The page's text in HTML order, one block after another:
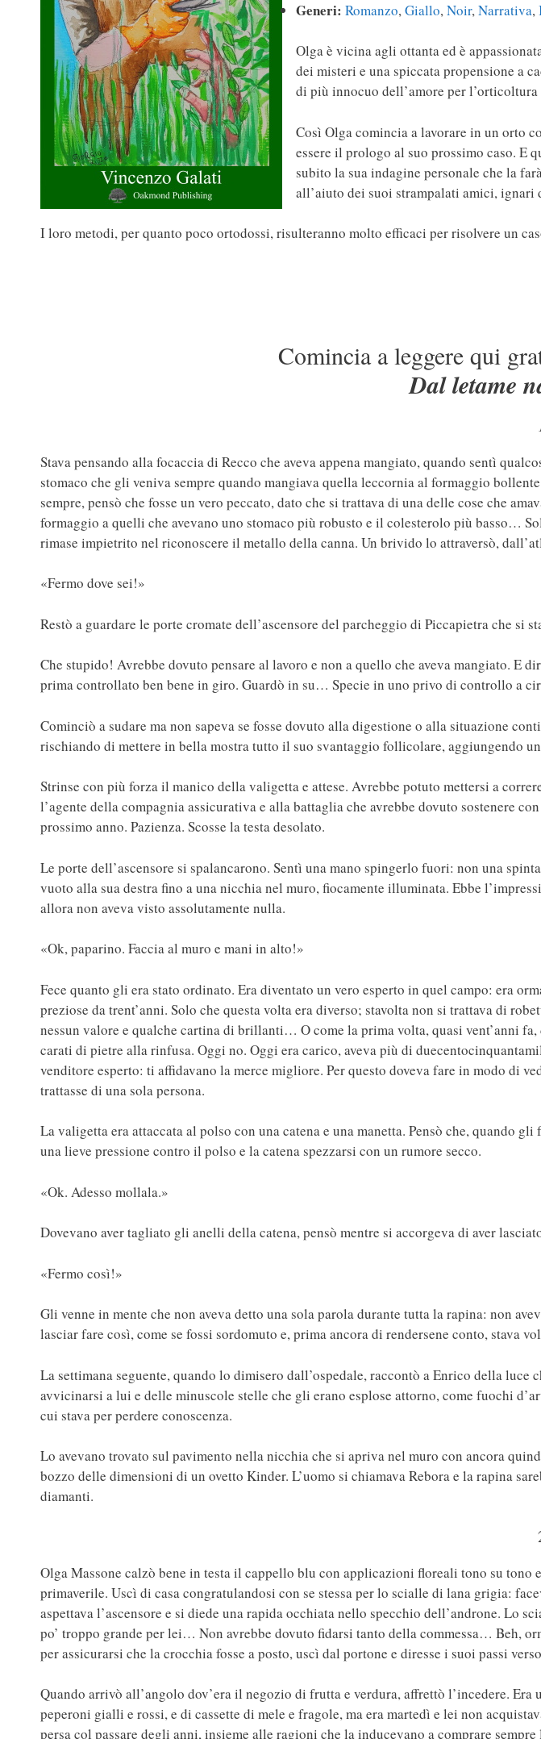
Generi: Romanzo, Giallo, Noir, Narrativa,
Olga è vicina agli ottanta ed è
dei misteri e una spiccata propensione a
di più innocuo dell’amore per
Così Olga comincia a lavorare in un orto
essere il prologo al suo prossimo caso. E
subito la sua indagine personale che la
all’aiuto dei suoi strampalati amici, ignari
I loro metodi, per quanto poco ortodossi, risulteranno molto efficaci per risolvere un
Comincia a leggere qui
Dal letame
Stava pensando alla focaccia di Recco che aveva appena mangiato, quando sentì
stomaco che gli veniva sempre quando mangiava quella leccornia al formaggio
sempre, pensò che fosse un vero peccato, dato che si trattava di una delle cose che
formaggio a quelli che avevano uno stomaco più robusto e il colesterolo più basso…
rimase impietrito nel riconoscere il metallo della canna. Un brivido lo attraversò,
«Fermo dove sei!»
Restò a guardare le porte cromate dell’ascensore del parcheggio di Piccapietra che si
Che stupido! Avrebbe dovuto pensare al lavoro e non a quello che aveva mangiato. E
prima controllato ben bene in giro. Guardò in su… Specie in uno privo di controllo a
Cominciò a sudare ma non sapeva se fosse dovuto alla digestione o alla situazione
rischiando di mettere in bella mostra tutto il suo svantaggio follicolare, aggiungendo
Strinse con più forza il manico della valigetta e attese. Avrebbe potuto mettersi a
l’agente della compagnia assicurativa e alla battaglia che avrebbe dovuto sostenere
prossimo anno. Pazienza. Scosse la testa desolato.
Le porte dell’ascensore si spalancarono. Sentì una mano spingerlo fuori: non una
vuoto alla sua destra fino a una nicchia nel muro, fiocamente illuminata. Ebbe
allora non aveva visto assolutamente nulla.
«Ok, paparino. Faccia al muro e mani in alto!»
Fece quanto gli era stato ordinato. Era diventato un vero esperto in quel campo: era
preziose da trent’anni. Solo che questa volta era diverso; stavolta non si trattava di
nessun valore e qualche cartina di brillanti… O come la prima volta, quasi vent’anni
carati di pietre alla rinfusa. Oggi no. Oggi era carico, aveva più di
venditore esperto: ti affidavano la merce migliore. Per questo doveva fare in modo di
trattasse di una sola persona.
La valigetta era attaccata al polso con una catena e una manetta. Pensò che, quando
una lieve pressione contro il polso e la catena spezzarsi con un rumore secco.
«Ok. Adesso mollala.»
Dovevano aver tagliato gli anelli della catena, pensò mentre si accorgeva di aver
«Fermo così!»
Gli venne in mente che non aveva detto una sola parola durante tutta la rapina: non
lasciar fare così, come se fossi sordomuto e, prima ancora di rendersene conto, stava
La settimana seguente, quando lo dimisero dall’ospedale, raccontò a Enrico della luce
avvicinarsi a lui e delle minuscole stelle che gli erano esplose attorno, come fuochi
cui stava per perdere conoscenza.
Lo avevano trovato sul pavimento nella nicchia che si apriva nel muro con ancora
bozzo delle dimensioni di un ovetto Kinder. L’uomo si chiamava Rebora e la rapina
diamanti.
Olga Massone calzò bene in testa il cappello blu con applicazioni floreali tono su
primaverile. Uscì di casa congratulandosi con se stessa per lo scialle di lana grigia:
aspettava l’ascensore e si diede una rapida occhiata nello specchio dell’androne. Lo
po’ troppo grande per lei… Non avrebbe dovuto fidarsi tanto della commessa… Beh,
per assicurarsi che la crocchia fosse a posto, uscì dal portone e diresse i suoi passi
Quando arrivò all’angolo dov’era il negozio di frutta e verdura, affrettò l’incedere.
peperoni gialli e rossi, e di cassette di mele e fragole, ma era martedì e lei non
persa col passare degli anni, insieme alle ragioni che la inducevano a comprare